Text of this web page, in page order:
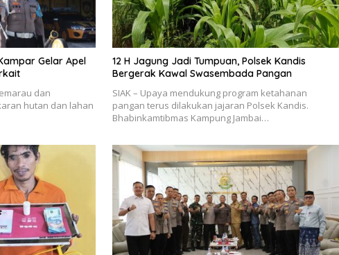
Gelar Apel
dan
hutan dan lahan
12 H Jagung Jadi Tumpuan, Polsek Kandis
Bergerak Kawal Swasembada Pangan
SIAK – Upaya mendukung program ketahanan
pangan terus dilakukan jajaran Polsek Kandis.
Bhabinkamtibmas Kampung Jambai…